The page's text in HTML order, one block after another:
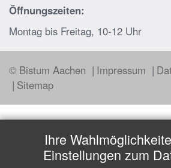
Öffnungszeiten:
Montag bis Freitag, 10-12 Uhr
© Bistum Aachen Impressum
Sitemap
Ihre
Einstellungen zum